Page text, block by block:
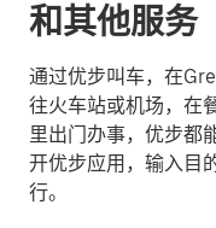
和其他服务
通过优步叫车，在
往火车站或机场，在
里出门办事，优步都
开优步应用，输入目
行。